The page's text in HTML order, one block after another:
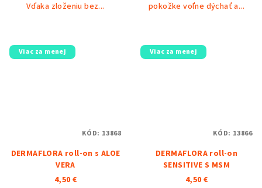
Vďaka zloženiu bez...
pokožke voľne dýchať a...
Viac za menej
DERMAFLORA roll-on s ALOE
VERA
4,50 €
KÓD: 13868
Viac za menej
DERMAFLORA roll-on
SENSITIVE S MSM
4,50 €
KÓD: 13866